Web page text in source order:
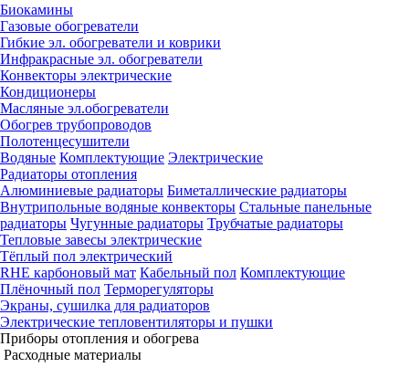
Биокамины
Газовые обогреватели
Гибкие эл. обогреватели и коврики
Инфракрасные эл. обогреватели
Конвекторы электрические
Кондиционеры
Масляные эл.обогреватели
Обогрев трубопроводов
Полотенцесушители
Водяные Комплектующие Электрические
Радиаторы отопления
Алюминиевые радиаторы Биметаллические радиаторы
Внутрипольные водяные конвекторы Стальные панельные
радиаторы Чугунные радиаторы Трубчатые радиаторы
Тепловые завесы электрические
Тёплый пол электрический
RHE карбоновый мат Кабельный пол Комплектующие
Плёночный пол Терморегуляторы
Экраны, сушилка для радиаторов
Электрические тепловентиляторы и пушки
Приборы отопления и обогрева
Расходные материалы